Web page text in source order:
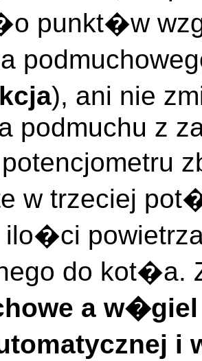
punkt�w
), ani nie
podmuchu z
w trzeciej
do
a
i